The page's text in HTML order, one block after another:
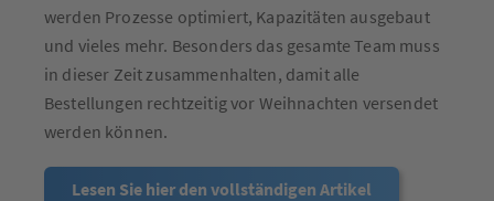
werden Prozesse optimiert, Kapazitäten ausgebaut
und vieles mehr. Besonders das gesamte Team muss
in dieser Zeit zusammenhalten, damit alle
Bestellungen rechtzeitig vor Weihnachten versendet
werden können.
Lesen Sie hier den vollständigen Artikel